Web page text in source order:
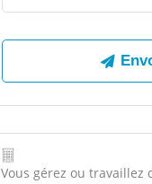
Vous gérez ou travaillez